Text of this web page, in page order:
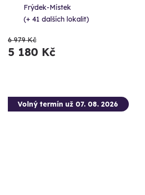
Frýdek-Místek
(+ 41 dalších lokalit)
6 979 Kč
5 180 Kč
Volný termín už 07. 08. 2026